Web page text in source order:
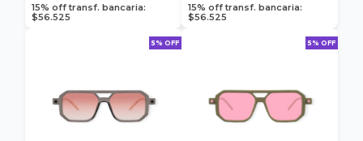
15% off transf. bancaria:
$56.525
15% off transf. bancaria:
$56.525
5% OFF 5% OFF